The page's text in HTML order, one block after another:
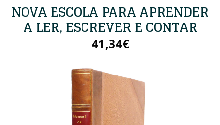
NOVA ESCOLA PARA APRENDER
A LER, ESCREVER E CONTAR
41,34€